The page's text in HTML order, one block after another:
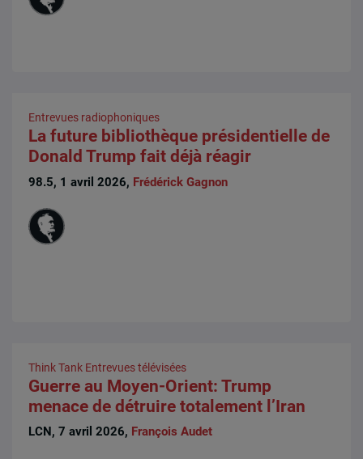
Entrevues radiophoniques
La future bibliothèque présidentielle de
Donald Trump fait déjà réagir
98.5, 1 avril 2026, Frédérick Gagnon
Think Tank Entrevues télévisées
Guerre au Moyen-Orient: Trump
menace de détruire totalement l’Iran
LCN, 7 avril 2026, François Audet